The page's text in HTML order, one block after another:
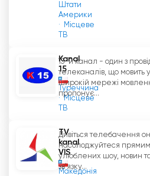
Штати
Америки
Місцеве
ТВ
Kanal
15
Туреччина
Місцеве
ТВ
15-й канал - один з
телеканалів, що мовить
широкій мережі
пропонує...
TV
kanal
VIS
Македонія
Дивіться телебачення
насолоджуйтеся
улюблених шоу, новин
зв'язку...